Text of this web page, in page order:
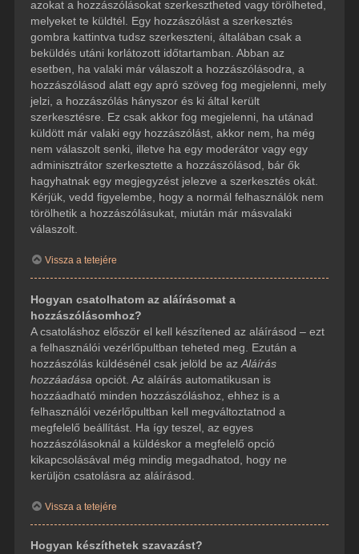
azokat a hozzászólásokat szerkesztheted vagy törölheted,
melyeket te küldtél. Egy hozzászólást a szerkesztés
gombra kattintva tudsz szerkeszteni, általában csak a
beküldés utáni korlátozott időtartamban. Abban az
esetben, ha valaki már válaszolt a hozzászólásodra, a
hozzászólásod alatt egy apró szöveg fog megjelenni, mely
jelzi, a hozzászólás hányszor és ki által került
szerkesztésre. Ez csak akkor fog megjelenni, ha utánad
küldött már valaki egy hozzászólást, akkor nem, ha még
nem válaszolt senki, illetve ha egy moderátor vagy egy
adminisztrátor szerkesztette a hozzászólásod, bár ők
hagyhatnak egy megjegyzést jelezve a szerkesztés okát.
Kérjük, vedd figyelembe, hogy a normál felhasználók nem
törölhetik a hozzászólásukat, miután már másvalaki
válaszolt.
Vissza a tetejére
Hogyan csatolhatom az aláírásomat a
hozzászólásomhoz?
A csatoláshoz először el kell készítened az aláírásod – ezt
a felhasználói vezérlőpultban teheted meg. Ezután a
hozzászólás küldésénél csak jelöld be az Aláírás
hozzáadása opciót. Az aláírás automatikusan is
hozzáadható minden hozzászóláshoz, ehhez is a
felhasználói vezérlőpultban kell megváltoztatnod a
megfelelő beállítást. Ha így teszel, az egyes
hozzászólásoknál a küldéskor a megfelelő opció
kikapcsolásával még mindig megadhatod, hogy ne
kerüljön csatolásra az aláírásod.
Vissza a tetejére
Hogyan készíthetek szavazást?